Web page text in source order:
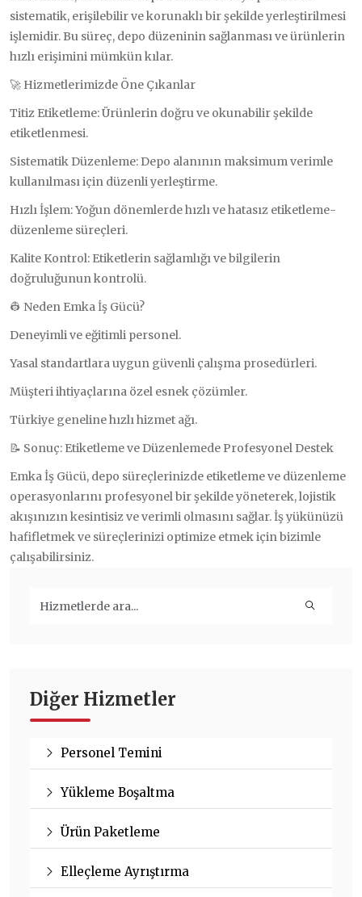
sistematik, erişilebilir ve korunaklı bir şekilde yerleştirilmesi
işlemidir. Bu süreç, depo düzeninin sağlanması ve ürünlerin
hızlı erişimini mümkün kılar.
🚀 Hizmetlerimizde Öne Çıkanlar
Titiz Etiketleme: Ürünlerin doğru ve okunabilir şekilde
etiketlenmesi.
Sistematik Düzenleme: Depo alanının maksimum verimle
kullanılması için düzenli yerleştirme.
Hızlı İşlem: Yoğun dönemlerde hızlı ve hatasız etiketleme-
düzenleme süreçleri.
Kalite Kontrol: Etiketlerin sağlamlığı ve bilgilerin
doğruluğunun kontrolü.
👷 Neden Emka İş Gücü?
Deneyimli ve eğitimli personel.
Yasal standartlara uygun güvenli çalışma prosedürleri.
Müşteri ihtiyaçlarına özel esnek çözümler.
Türkiye geneline hızlı hizmet ağı.
📝 Sonuç: Etiketleme ve Düzenlemede Profesyonel Destek
Emka İş Gücü, depo süreçlerinizde etiketleme ve düzenleme
operasyonlarını profesyonel bir şekilde yöneterek, lojistik
akışınızın kesintisiz ve verimli olmasını sağlar. İş yükünüzü
hafifletmek ve süreçlerinizi optimize etmek için bizimle
çalışabilirsiniz.
Diğer Hizmetler
Personel Temini
Yükleme Boşaltma
Ürün Paketleme
Elleçleme Ayrıştırma